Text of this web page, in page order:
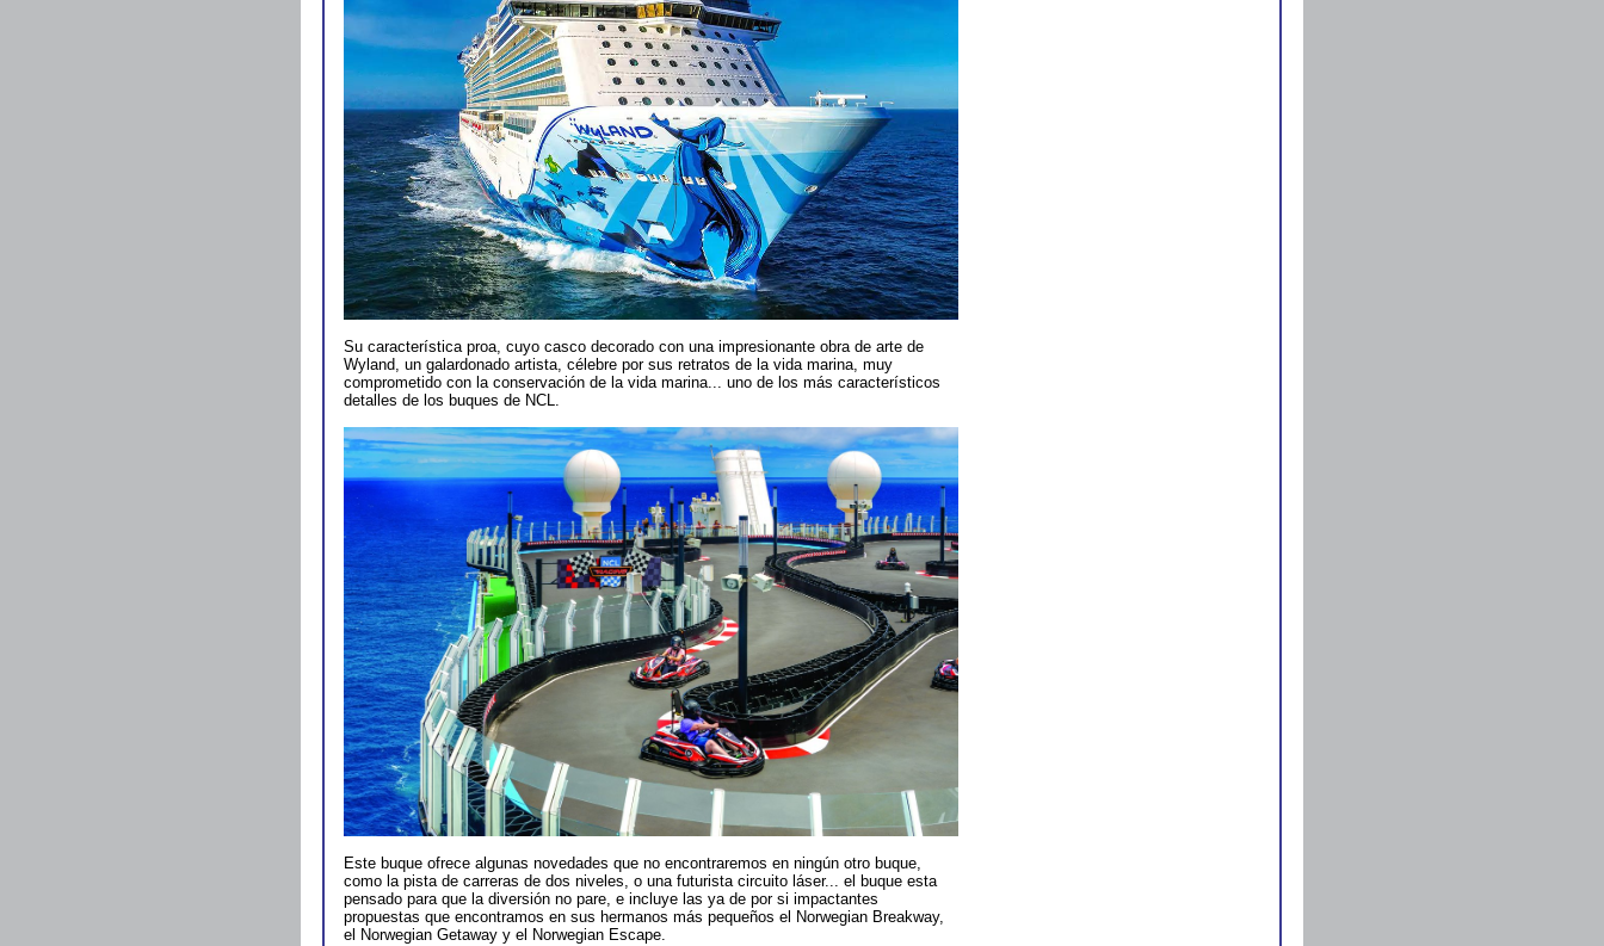
Su característica proa, cuyo casco decorado con una impresionante obra de arte de
Wyland, un galardonado artista, célebre por sus retratos de la vida marina, muy
comprometido con la conservación de la vida marina... uno de los más característicos
detalles de los buques de NCL.
Este buque ofrece algunas novedades que no encontraremos en ningún otro buque,
como la pista de carreras de dos niveles, o una futurista circuito láser... el buque esta
pensado para que la diversión no pare, e incluye las ya de por si impactantes
propuestas que encontramos en sus hermanos más pequeños el Norwegian Breakway,
el Norwegian Getaway y el Norwegian Escape.